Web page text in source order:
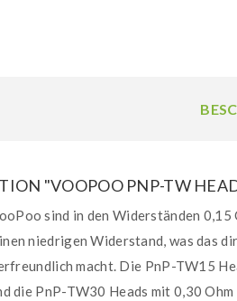
"VOOPOO PNP-TW
sind in den Widerständen
niedrigen Widerstand, was das
macht. Die PnP-TW15
die PnP-TW30 Heads mit 0,30